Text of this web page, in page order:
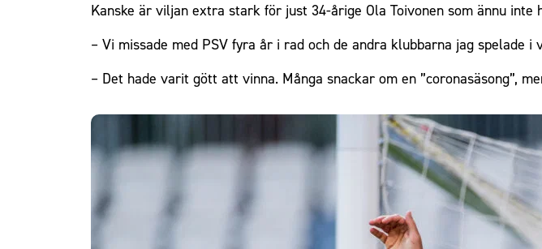
Kanske är viljan extra stark för just 34-årige Ola Toivonen som ännu
– Vi missade med PSV fyra år i rad och de andra klubbarna jag
– Det hade varit gött att vinna. Många snackar om en ”coronasäsong”,